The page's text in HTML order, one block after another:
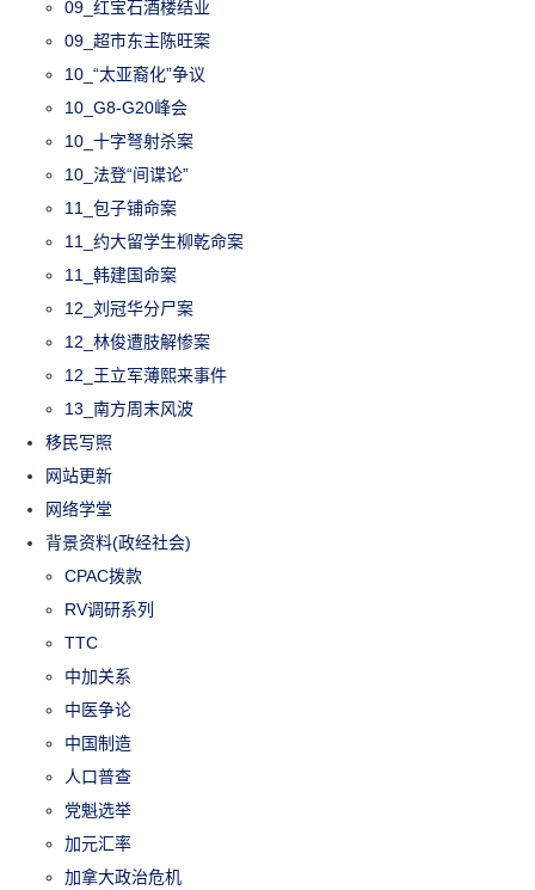
09_红宝石酒楼结业
09_超市东主陈旺案
10_“太亚裔化”争议
10_G8-G20峰会
10_十字弩射杀案
10_法登“间谍论”
11_包子铺命案
11_约大留学生柳乾命案
11_韩建国命案
12_刘冠华分尸案
12_林俊遭肢解惨案
12_王立军薄熙来事件
13_南方周末风波
移民写照
网站更新
网络学堂
背景资料(政经社会)
CPAC拨款
RV调研系列
TTC
中加关系
中医争论
中国制造
人口普查
党魁选举
加元汇率
加拿大政治危机